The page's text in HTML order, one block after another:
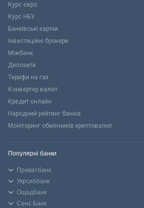
Курс євро
Курс НБУ
Банківські картки
Інвестиційні брокери
Міжбанк
Депозити
Тарифи на газ
Конвертер валют
Кредит онлайн
Народний рейтинг банків
Моніторинг обмінників криптовалют
Популярні банки
Приватбанк
Укрсиббанк
Ощадбанк
Сенс Банк